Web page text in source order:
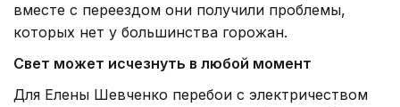
вместе с переездом они получили проблемы,
которых нет у большинства горожан.
Свет может исчезнуть в любой момент
Для Елены Шевченко перебои с электричеством